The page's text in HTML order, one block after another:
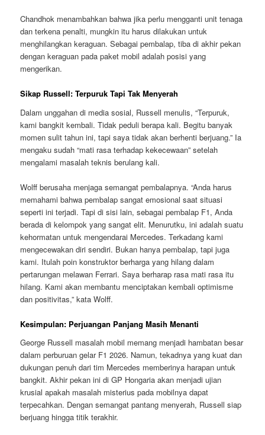
Chandhok menambahkan bahwa jika perlu mengganti unit tenaga
dan terkena penalti, mungkin itu harus dilakukan untuk
menghilangkan keraguan. Sebagai pembalap, tiba di akhir pekan
dengan keraguan pada paket mobil adalah posisi yang
mengerikan.
Sikap Russell: Terpuruk Tapi Tak Menyerah
Dalam unggahan di media sosial, Russell menulis, “Terpuruk,
kami bangkit kembali. Tidak peduli berapa kali. Begitu banyak
momen sulit tahun ini, tapi saya tidak akan berhenti berjuang.” Ia
mengaku sudah “mati rasa terhadap kekecewaan” setelah
mengalami masalah teknis berulang kali.
Wolff berusaha menjaga semangat pembalapnya. “Anda harus
memahami bahwa pembalap sangat emosional saat situasi
seperti ini terjadi. Tapi di sisi lain, sebagai pembalap F1, Anda
berada di kelompok yang sangat elit. Menurutku, ini adalah suatu
kehormatan untuk mengendarai Mercedes. Terkadang kami
mengecewakan diri sendiri. Bukan hanya pembalap, tapi juga
kami. Itulah poin konstruktor berharga yang hilang dalam
pertarungan melawan Ferrari. Saya berharap rasa mati rasa itu
hilang. Kami akan membantu menciptakan kembali optimisme
dan positivitas,” kata Wolff.
Kesimpulan: Perjuangan Panjang Masih Menanti
George Russell masalah mobil memang menjadi hambatan besar
dalam perburuan gelar F1 2026. Namun, tekadnya yang kuat dan
dukungan penuh dari tim Mercedes memberinya harapan untuk
bangkit. Akhir pekan ini di GP Hongaria akan menjadi ujian
krusial apakah masalah misterius pada mobilnya dapat
terpecahkan. Dengan semangat pantang menyerah, Russell siap
berjuang hingga titik terakhir.